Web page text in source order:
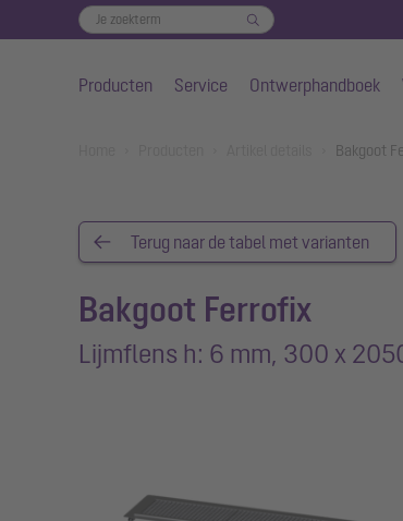
Producten Service Ontwerphandboek
Bakgoot
Terug naar de tabel met varianten
Bakgoot Ferrofix
Lijmflens h: 6 mm, 300 x